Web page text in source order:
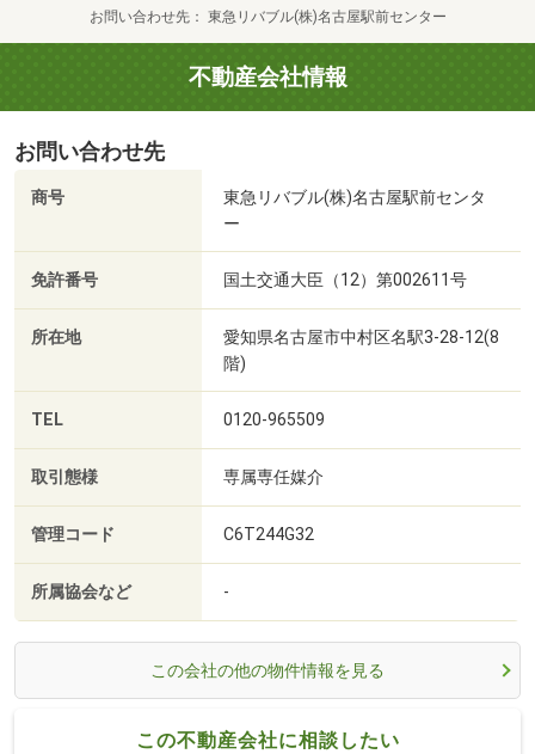
お問い合わせ先 東急リバブル(株)名古屋駅前センター
不動産会社情報
お問い合わせ先
商号
東急リバブル(株)名古屋駅前センタ
ー
免許番号 国土交通大臣（12）第002611号
所在地
愛知県名古屋市中村区名駅3-28-12(8
階)
TEL 0120-965509
取引態様 専属専任媒介
管理コード C6T244G32
所属協会など -
この会社の他の物件情報を見る
この不動産会社に相談したい